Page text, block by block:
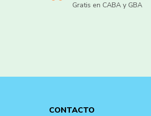
Gratis en CABA y GBA
CONTACTO